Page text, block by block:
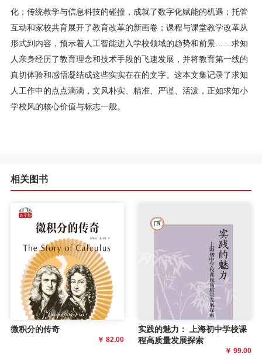
资
关
于
化；传统教学与信息科技的碰撞，成就了数字化赋能的机遇；托管
互动和家校共育展开了教育改革的新画卷；课程与课堂教学改革从
形式到内容，预示着人工智能进入学校领域的趋势和前景……求知
人亲身经历了教育理念和技术手段的飞速发展，并将教育第一线的
真切体验和感悟凝结成这些实实在在的文字。这本文集记录了求知
人工作中的点点滴滴，文风朴实、精准、严谨、活泼，正如求知小
学校风的核心价值与标志一般。
相关图书
微积分的传奇
￥ 82.00
实践的魅力： 上海初中学校课
程高质量发展探索
￥ 99.00